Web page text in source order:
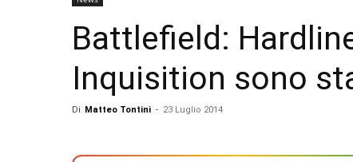
Battlefield:
Inquisition sono
Di Matteo Tontini - 23 Luglio 2014